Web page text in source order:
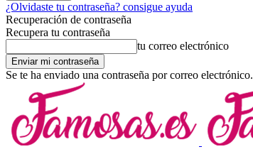
¿Olvidaste tu contraseña? consigue ayuda
Recuperación de contraseña
Recupera tu contraseña
tu correo electrónico
Se te ha enviado una contraseña por correo electrónico.